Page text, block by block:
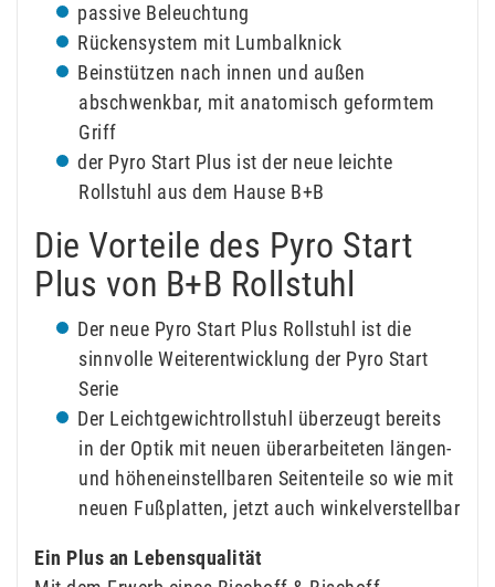
passive Beleuchtung
Rückensystem mit Lumbalknick
Beinstützen nach innen und außen
abschwenkbar, mit anatomisch geformtem
Griff
der Pyro Start Plus ist der neue leichte
Rollstuhl aus dem Hause B+B
Die Vorteile des Pyro Start
Plus von B+B Rollstuhl
Der neue Pyro Start Plus Rollstuhl ist die
sinnvolle Weiterentwicklung der Pyro Start
Serie
Der Leichtgewichtrollstuhl überzeugt bereits
in der Optik mit neuen überarbeiteten längen-
und höheneinstellbaren Seitenteile so wie mit
neuen Fußplatten, jetzt auch winkelverstellbar
Ein Plus an Lebensqualität